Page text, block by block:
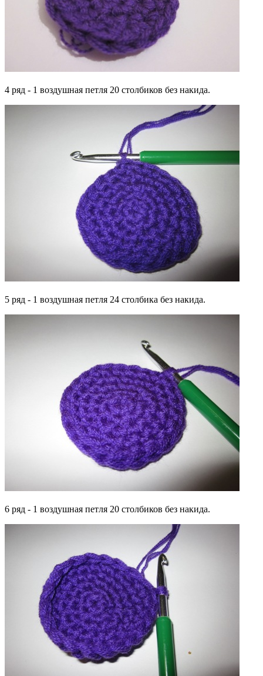
4 ряд - 1 воздушная петля 20 столбиков без накида.
5 ряд - 1 воздушная петля 24 столбика без накида.
6 ряд - 1 воздушная петля 20 столбиков без накида.